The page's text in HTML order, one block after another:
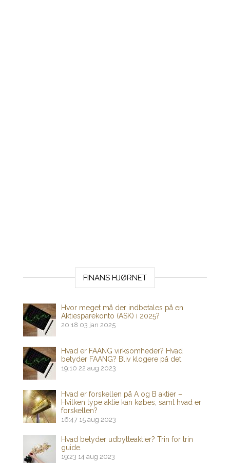
FINANS HJØRNET
Hvor meget må der indbetales på en
Aktiesparekonto (ASK) i 2025?
20:18 03 jan 2025
Hvad er FAANG virksomheder? Hvad
betyder FAANG? Bliv klogere på det
19:10 22 aug 2023
Hvad er forskellen på A og B aktier –
Hvilken type aktie kan købes, samt hvad er
forskellen?
16:47 15 aug 2023
Hvad betyder udbytteaktier? Trin for trin
guide.
19:23 14 aug 2023